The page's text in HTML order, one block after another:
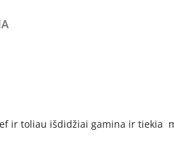
ir toliau išdidžiai gamina ir